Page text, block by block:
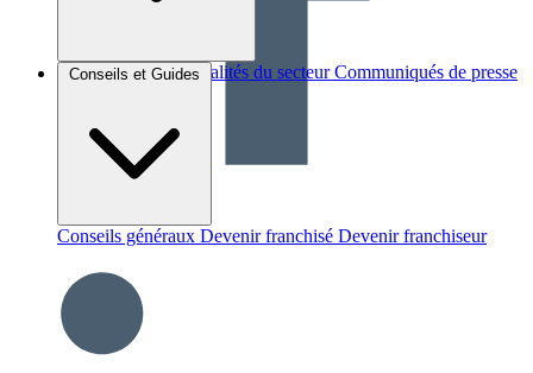
Brèves et actus Actualités du secteur Communiqués de presse
Conseils et Guides
Conseils généraux Devenir franchisé Devenir franchiseur